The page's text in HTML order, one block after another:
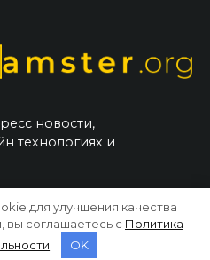
новости,
технологиях и
для улучшения качества
вы соглашаетесь с Политика
OK